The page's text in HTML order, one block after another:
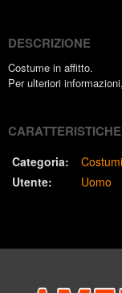
DESCRIZIONE
Costume in affitto.
Per ulteriori
CARATTERISTICHE
Categoria:
Costumi
Utente:
Uomo